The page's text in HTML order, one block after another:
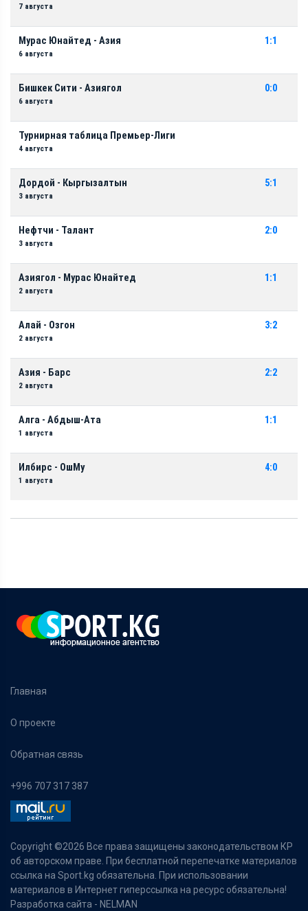
7 августа
Мурас Юнайтед - Азия
6 августа
1:1
Бишкек Сити - Азиягол
6 августа
0:0
Турнирная таблица Премьер-Лиги
4 августа
Дордой - Кыргызалтын
3 августа
5:1
Нефтчи - Талант
3 августа
2:0
Азиягол - Мурас Юнайтед
2 августа
1:1
Алай - Озгон
2 августа
3:2
Азия - Барс
2 августа
2:2
Алга - Абдыш-Ата
1 августа
1:1
Илбирс - ОшМу
1 августа
4:0
Главная
О проекте
Обратная связь
+996 707 317 387
Copyright ©2026 Все права защищены законодательством КР
об авторском праве. При бесплатной перепечатке материалов
ссылка на Sport.kg обязательна. При использовании
материалов в Интернет гиперссылка на ресурс обязательна!
Разработка сайта - NELMAN